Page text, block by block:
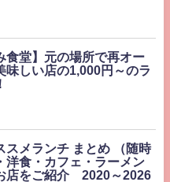
食堂】元の場所で再オー
味しい店の1,000円～のラ
スメランチ まとめ （随時
洋食・カフェ・ラーメン
店をご紹介 2020～2026